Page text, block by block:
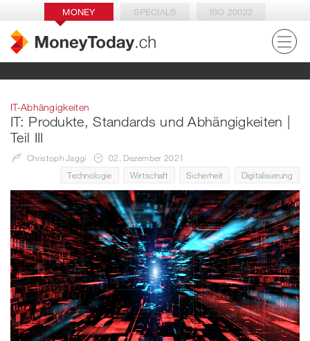
MONEY SPECIALS ISO 20022
IT-Abhängigkeiten
IT: Produkte, Standards und Abhängigkeiten |
Teil III
Christoph Jaggi
02. Dezember 2021
Technologie
Wirtschaft Sicherheit Digitalisierung